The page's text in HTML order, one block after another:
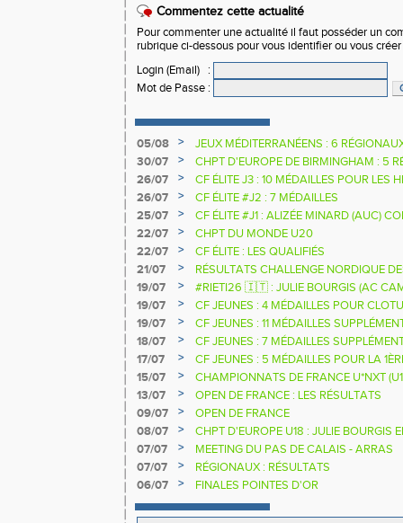
Commentez cette actualité
Pour commenter une actualité il faut posséder un
rubrique ci-dessous pour vous identifier ou vous
Login (Email)
:
Mot de Passe :
05/08 >
JEUX MÉDITERRANÉENS : 6
30/07
>
CHPT D'EUROPE DE BIRMINGHAM : 5
26/07
>
CF ÉLITE J3 : 10 MÉDAILLES POUR LES
26/07
>
CF ÉLITE #J2 : 7 MÉDAILLES
25/07
>
CF ÉLITE #J1 : ALIZÉE MINARD (AUC)
NATIONALE
22/07 >
CHPT DU MONDE U20
22/07
>
CF ÉLITE : LES QUALIFIÉS
21/07
>
RÉSULTATS CHALLENGE NORDIQUE
2025 2026
19/07 >
#RIETI26 🇮🇹 : JULIE BOURGIS (AC
D'EUROPE U18 DE LA PERCHE
19/07 >
CF JEUNES : 4 MÉDAILLES POUR
19/07
>
CF JEUNES : 11 MÉDAILLES
18/07
>
CF JEUNES : 7 MÉDAILLES
17/07
>
CF JEUNES : 5 MÉDAILLES POUR LA
15/07
>
CHAMPIONNATS DE FRANCE U*NXT
13/07
>
OPEN DE FRANCE : LES RÉSULTATS
09/07
>
OPEN DE FRANCE
08/07
>
CHPT D'EUROPE U18 : JULIE BOURGIS
07/07
>
MEETING DU PAS DE CALAIS - ARRAS
07/07
>
RÉGIONAUX : RÉSULTATS
06/07
> FINALES POINTES D'OR